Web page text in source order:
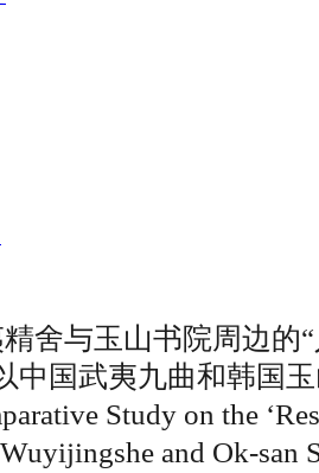
舍与玉山书院周边的
中国武夷九曲和韩国
Study on the
and Ok-san